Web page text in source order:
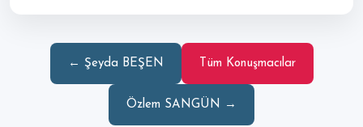
← Şeyda BEŞEN Tüm Konuşmacılar
Özlem SANGÜN →